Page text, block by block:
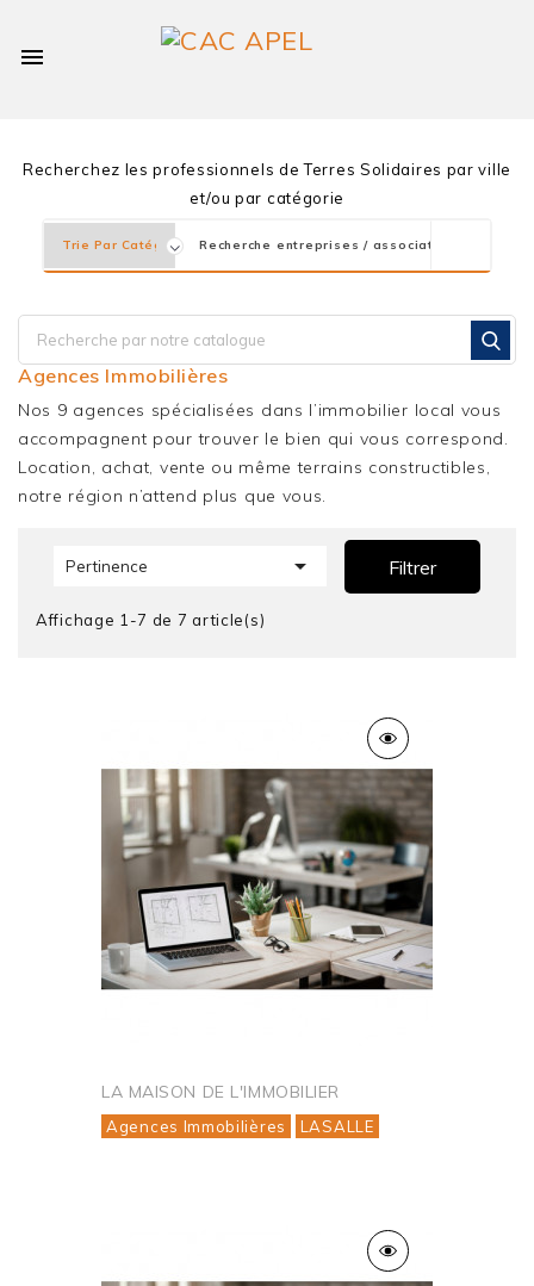

Recherchez les professionnels de Terres Solidaires par ville
et/ou par catégorie
Agences Immobilières
Nos 9 agences spécialisées dans l’immobilier local vous
accompagnent pour trouver le bien qui vous correspond.
Location, achat, vente ou même terrains constructibles,
notre région n’attend plus que vous.
Pertinence  Filtrer
Affichage 1-7 de 7 article(s)
LA MAISON DE L'IMMOBILIER
Agences Immobilières LASALLE